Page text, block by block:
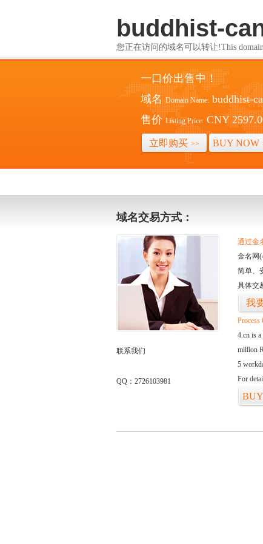
buddhist-
您正在访问的域名可以转让!This
一口价出售中！
域名 Domain Name: buddhist-
售价 Listing Price: CNY
立即购买 >> BUY NOW
域名交易方式：
联系我们
QQ：2726103981
通过金
金名网
简单、
具体交
我
Process
4.cn is
million
5
For